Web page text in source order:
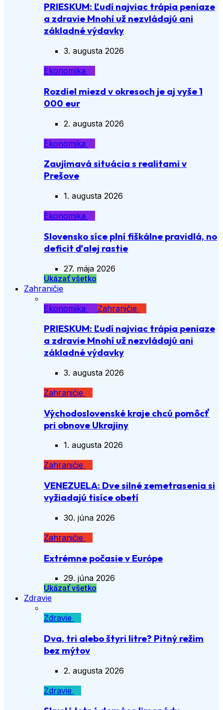
PRIESKUM: Ľudí najviac trápia peniaze
a zdravie Mnohí už nezvládajú ani
základné výdavky
3. augusta 2026
Ekonomika
Rozdiel miezd v okresoch je aj vyše 1
000 eur
2. augusta 2026
Ekonomika
Zaujímavá situácia s realitami v
Prešove
1. augusta 2026
Ekonomika
Slovensko síce plní fiškálne pravidlá, no
deficit ďalej rastie
27. mája 2026
Ukázať všetko
Zahraničie
Ekonomika
Zahraničie
PRIESKUM: Ľudí najviac trápia peniaze
a zdravie Mnohí už nezvládajú ani
základné výdavky
3. augusta 2026
Zahraničie
Východoslovenské kraje chcú pomôcť
pri obnove Ukrajiny
1. augusta 2026
Zahraničie
VENEZUELA: Dve silné zemetrasenia si
vyžiadajú tisíce obetí
30. júna 2026
Zahraničie
Extrémne počasie v Európe
29. júna 2026
Ukázať všetko
Zdravie
Zdravie
Dva, tri alebo štyri litre? Pitný režim
bez mýtov
2. augusta 2026
Zdravie